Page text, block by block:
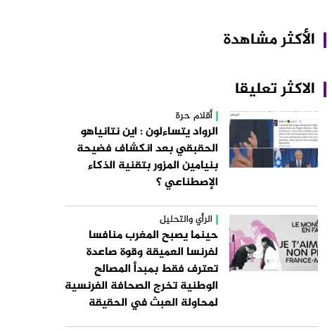
الأكثر مشاهدة
الاكثر تعليقا
أقلام حرة
الرواد يتساءلون : اين نتانياهو
الحقبقي بعد انكشاف فضيحة
بنيامين المزور بتقنية الذكاء
الإصطناعي ؟
الرأي والتحليل
حينما يصبح المغرب منافسا
لفرنسا العميقة وقوة صاعدة
تعترف فقط بمبدأ المصالح
الوطنية تخرج الصحافة الفرنسية
لمحاولة العبث في الحقيقة